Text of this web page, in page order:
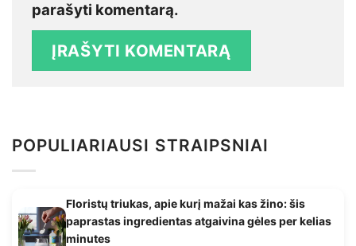
parašyti komentarą.
POPULIARIAUSI STRAIPSNIAI
Floristų triukas, apie kurį mažai kas žino: šis
paprastas ingredientas atgaivina gėles per kelias
minutes